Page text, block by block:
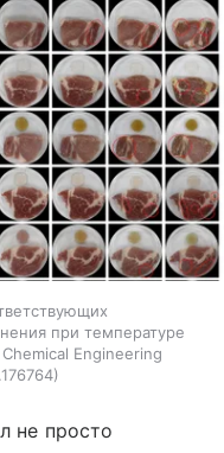
при температуре
Chemical Engineering
не просто